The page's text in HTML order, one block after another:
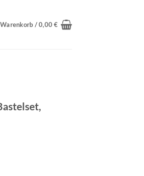
Warenkorb /0,00€